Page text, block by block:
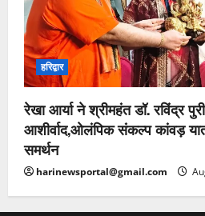
हरिद्वार
रेखा आर्या ने श्रीमहंत डॉ. रविंद्र
आशीर्वाद,ओलंपिक संकल्प कांवड़
समर्थन
harinewsportal@gmail.com